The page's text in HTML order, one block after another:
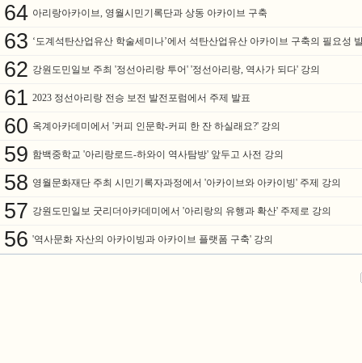
64 아리랑아카이브, 영월시민기록단과 상동 아카이브 구축
63 ‘도계석탄산업유산 학술세미나’에서 석탄산업유산 아카이브 구축의 필요성
62 강원도민일보 주최 '정선아리랑 투어' '정선아리랑, 역사가 되다' 강의
61 2023 정선아리랑 전승 보전 발전포럼에서 주제 발표
60 옥계아카데미에서 '커피 인문학-커피 한 잔 하실래요?' 강의
59 함백중학교 '아리랑로드-하와이 역사탐방' 앞두고 사전 강의
58 영월문화재단 주최 시민기록자과정에서 '아카이브와 아카이빙' 주제 강의
57 강원도민일보 굿리더아카데미에서 '아리랑의 유행과 확산' 주제로 강의
56 '역사문화 자산의 아카이빙과 아카이브 플랫폼 구축' 강의